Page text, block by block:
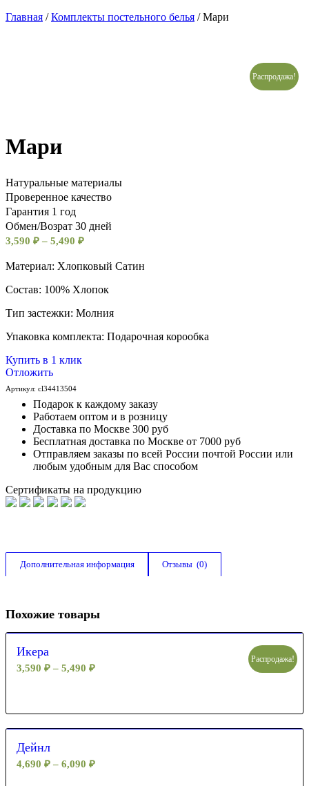
Главная /Комплекты постельного белья / Мари
Распродажа!
Мари
Натуральные материалы
Проверенное качество
Гарантия 1 год
Обмен/Возрат 30 дней
3,590 ₽ – 5,490 ₽
Материал: Хлопковый Сатин
Состав: 100% Хлопок
Тип застежки: Молния
Упаковка комплекта: Подарочная корообка
Купить в 1 клик
Отложить
Артикул: cl34413504
Подарок к каждому заказу
Работаем оптом и в розницу
Доставка по Москве 300 руб
Бесплатная доставка по Москве от 7000 руб
Отправляем заказы по всей России почтой России или
любым удобным для Вас способом
Сертификаты на продукцию
Дополнительная информация Отзывы  (0)
Похожие товары
Икера
3,590 ₽ – 5,490 ₽
Распродажа!
Дейнл
4,690 ₽ – 6,090 ₽